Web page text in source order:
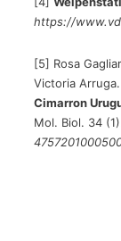
https://
[5] Rosa
Victoria Arruga.
Cimarron
Mol. Biol. 34